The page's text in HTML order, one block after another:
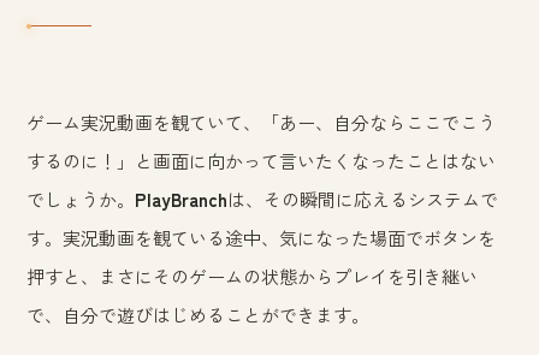
ゲーム実況動画を観ていて、「あー、自分ならここでこう
するのに！」と画面に向かって言いたくなったことはない
でしょうか。 PlayBranchは、その瞬間に応えるシステムで
す。実況動画を観ている途中、気になった場面でボタンを
押すと、まさにそのゲームの状態からプレイを引き継い
で、自分で遊びはじめることができます。